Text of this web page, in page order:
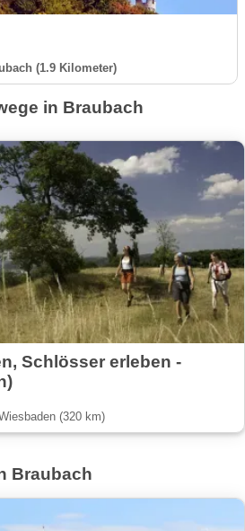
(1.9 Kilometer)
in Braubach
Schlösser erleben -
(320 km)
Braubach